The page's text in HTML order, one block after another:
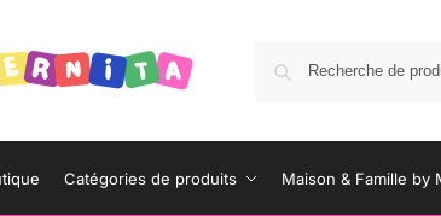
Catégories de produits Maison & Famille by